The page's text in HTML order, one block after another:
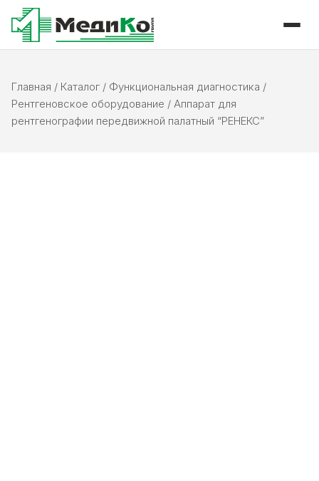
Главная / Каталог / Функциональная диагностика /
Рентгеновское оборудование / Аппарат для
рентгенографии передвижной палатный “РЕНЕКС”